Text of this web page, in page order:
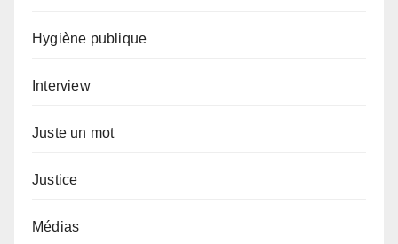
Hygiène publique
Interview
Juste un mot
Justice
Médias